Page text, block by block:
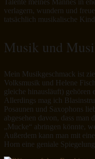
verlagern, wundern und
tatsächlich musikalische
Musik und
Mein Musikgeschmack ist
Volksmusik und Helene
gleiche hinausläuft) gehören
Allerdings mag ich
Posaunen und Saxophons
abgesehen davon, dass man
„Mucke“ abringen könnte,
Außerdem kann man mit
Horn eine geniale